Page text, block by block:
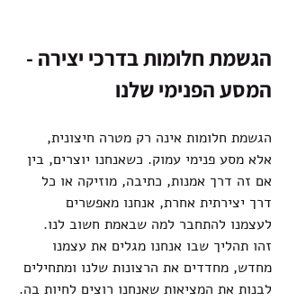
הגשמת חלומות בדרכי יצירה -
המסע הפנימי שלנו
הגשמת חלומות אינה רק מטרה חיצונית,
אלא מסע פנימי עמוק. כשאנחנו יוצרים, בין
אם זה דרך אמנות, כתיבה, מוזיקה או כל
דרך יצירתית אחרת, אנחנו מאפשרים
לעצמנו להתחבר למה שבאמת חשוב לנו.
זהו תהליך שבו אנחנו מגלים את עצמנו
מחדש, מחדדים את הרצונות שלנו ומתחילים
לבנות את המציאות שאנחנו רוצים לחיות בה.